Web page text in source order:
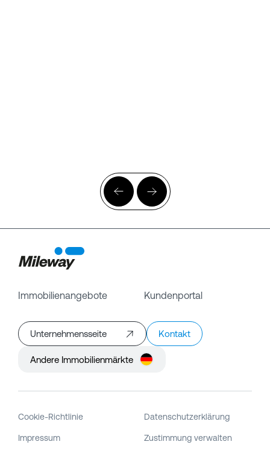
Immobilienangebote Kundenportal
Unternehmensseite Kontakt
Andere Immobilienmärkte
Cookie-Richtlinie Datenschutzerklärung
Impressum Zustimmung verwalten